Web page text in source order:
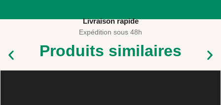
Livraison rapide
Expédition sous 48h
Produits similaires